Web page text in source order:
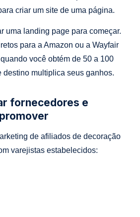
criar um site de uma página.
uma landing page para começar.
para a Amazon ou a Wayfair
você obtém de 50 a 100
destino multiplica seus ganhos.
fornecedores e
de afiliados de decoração
varejistas estabelecidos: